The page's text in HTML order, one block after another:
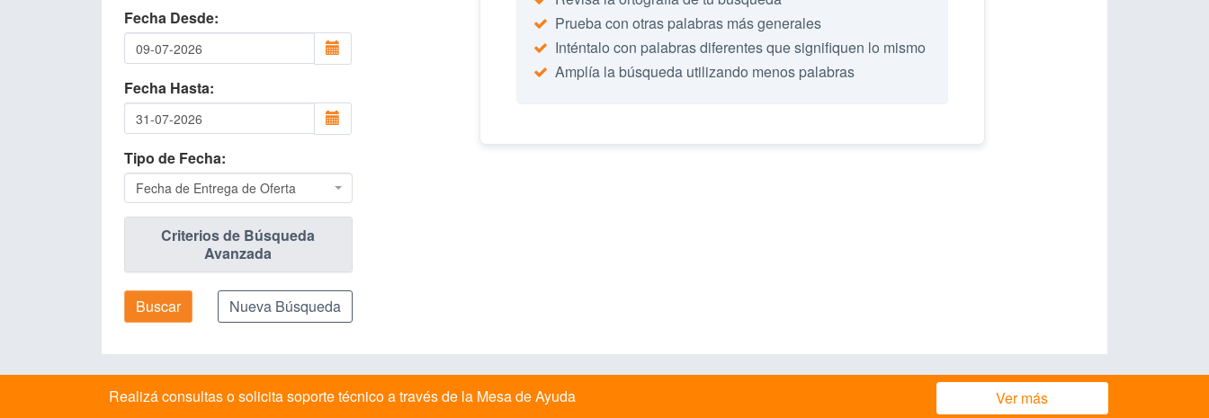
Fecha Desde
Fecha Hasta
Tipo de Fecha
Fecha de Entrega de Oferta
Criterios de Búsqueda
Avanzada
Buscar Nueva Búsqueda
Prueba con otras palabras más generales
Inténtalo con palabras diferentes que signifiquen lo mismo
Amplía la búsqueda utilizando menos palabras
Realizá consultas o solicita soporte técnico a través de la Mesa de Ayuda Ver más